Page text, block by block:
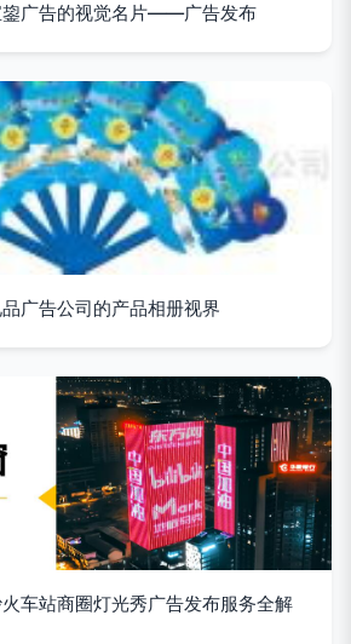
鋆广告的视觉名片——广告发布
广告公司的产品相册视界
车站商圈灯光秀广告发布服务全解